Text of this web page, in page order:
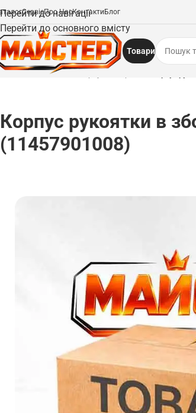
Перейти до навігації
Перейти до основного вмісту
СервісПро НасКонтакти Блог
Товари
Запчастини
Корпус рукоятки в
(11457901008)